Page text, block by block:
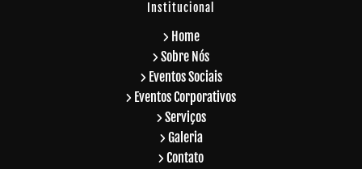
Institucional
Home
Sobre Nós
Eventos Sociais
Eventos Corporativos
Serviços
Galeria
Contato